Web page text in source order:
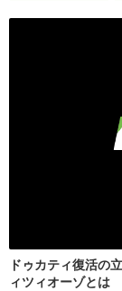
ドゥカティ復活の
ィツィオーゾとは